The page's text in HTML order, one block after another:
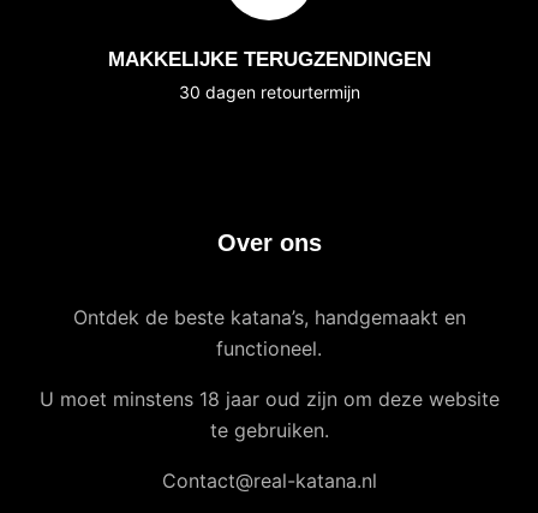
MAKKELIJKE TERUGZENDINGEN
30 dagen retourtermijn
Over ons
Ontdek de beste katana’s, handgemaakt en
functioneel.
U moet minstens 18 jaar oud zijn om deze website
te gebruiken.
Contact@real-katana.nl